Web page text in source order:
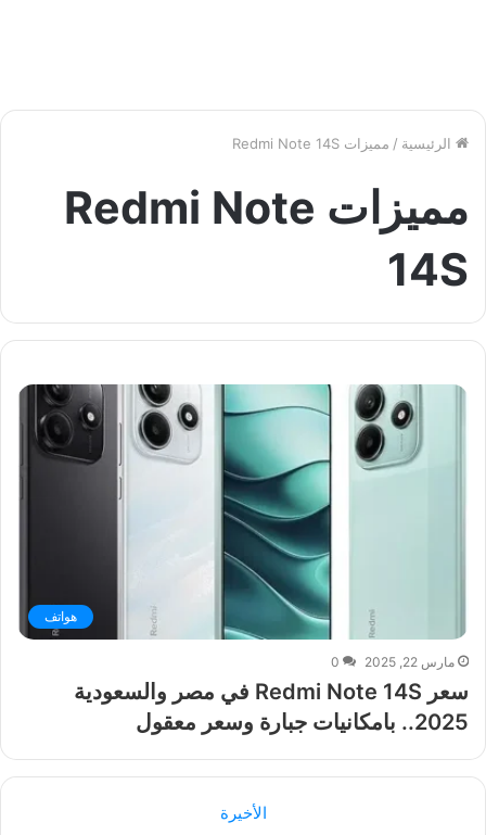
الرئيسية / مميزات Redmi Note 14S
مميزات Redmi Note
14S
هواتف
مارس 22, 2025 0
سعر Redmi Note 14S في مصر والسعودية
2025.. بامكانيات جبارة وسعر معقول
الأخيرة